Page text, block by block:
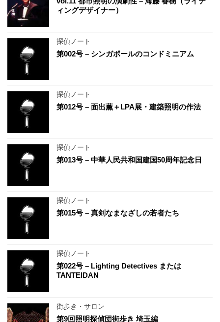
ィングデザイナー）
探偵ノート
第002号 – シンガポールのコンドミニアム
探偵ノート
第012号 – 面出薫＋LPA展・建築照明の作法
探偵ノート
第013号 – 中華人民共和国建国50周年記念日
探偵ノート
第015号 – 真剣なまなざしの若者たち
探偵ノート
第022号 – Lighting Detectives または
TANTEIDAN
街歩き・サロン
第9回照明探偵団街歩き 埼玉編